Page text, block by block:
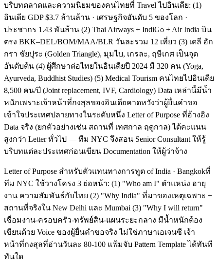
บริบทตลาดและความนิยมของคนไทยที่ Travel ไปอินเดีย: (1)
อินเดีย GDP $3.7 ล้านล้าน · เศรษฐกิจอันดับ 5 ของโลก ·
ประชากร 1.43 พันล้าน (2) Thai Airways + IndiGo + Air India บิน
ตรง BKK–DEL/BOM/MAA/BLR วันละรวม 12 เที่ยว (3) เดลี อัก
กรา ชัยปุระ (Golden Triangle), มุมไบ, เกรละ, ฤษีเกศ เป็นจุด
อันดับต้น (4) ผู้ศึกษาต่อไทยในอินเดียปี 2024 มี 320 คน (Yoga,
Ayurveda, Buddhist Studies) (5) Medical Tourism คนไทยไปอินเดีย
8,500 คน/ปี (Joint replacement, IVF, Cardiology) Data เหล่านี้มีน้ำ
หนักเพราะเจ้าหน้าที่กงสุลของอินเดียคาดหวังว่าผู้ยื่นคำขอ
เข้าใจประเทศปลายทางในระดับหนึ่ง Letter of Purpose ที่อ้างอิง
Data จริง (ยกตัวอย่างเช่น สถานที่ เทศกาล ฤดูกาล) ได้คะแนน
สูงกว่า Letter ทั่วไป — ทีม NYC จึงสอน Senior Consultant ให้รู้
บริบทแต่ละประเทศก่อนเขียน Documentation ให้ผู้ว่าจ้าง
Letter of Purpose สำหรับตัวแทนทางการทูต of India · Bangkokที่
ทีม NYC ใช้วางโครง 3 ย่อหน้า: (1) "Who am I" ตำแหน่ง อายุ
งาน ความสัมพันธ์กับไทย (2) "Why India" ที่มาของเหตุเฉพาะ +
สถานที่จริงใน New Delhi และ Mumbai (3) "Why I will return"
เชื่อมงาน-ครอบครัว-ทรัพย์สิน-แผนระยะกลาง มีน้ำหนักต้อง
เขียนด้วย Voice ของผู้ยื่นคำขอจริง ไม่ใช่ภาษาเอเจนซี เจ้า
หน้าที่กงสุลที่อ่านวันละ 80-100 แฟ้มจับ Pattern Template ได้ทันที
ทันใด